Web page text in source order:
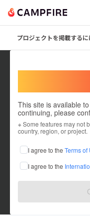
プロジェクトを掲載するに
This site is available
continuing, please
※ Some features may not
country, region, or project.
I agree to the Terms of
I agree to the
在住国：パキスタン
出身国：パキスタン
Spotify Premium APK
mium Provides the offline